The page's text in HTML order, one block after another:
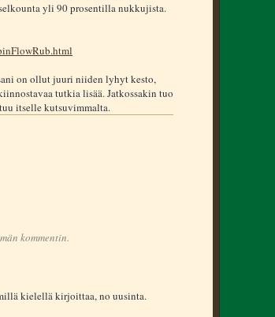
yli 90 prosentilla nukkujista.
on ollut juuri niiden lyhyt kesto,
tutkia lisää. Jatkossakin tuo
itselle kutsuvimmalta.
kommentin.
kielellä kirjoittaa, no uusinta.